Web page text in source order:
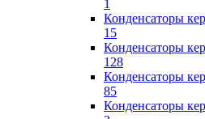
1
Конденсаторы
15
Конденсаторы
128
Конденсаторы
85
Конденсаторы